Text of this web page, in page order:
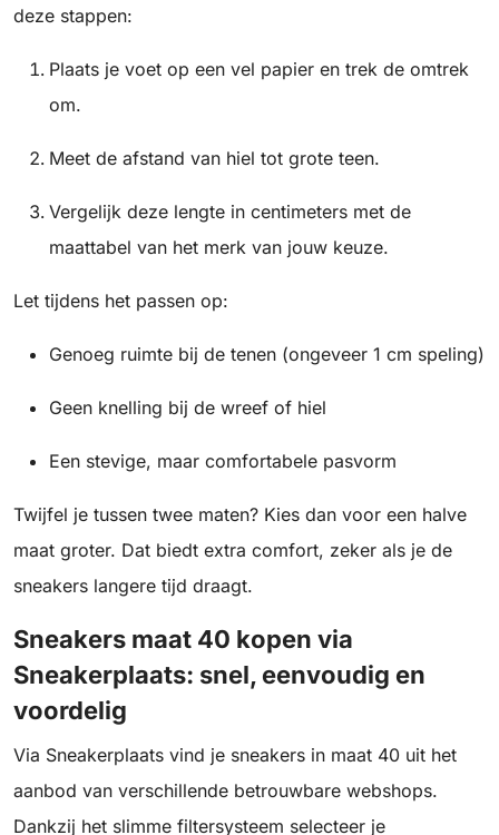
deze stappen:
Plaats je voet op een vel papier en trek de omtrek
om.
Meet de afstand van hiel tot grote teen.
Vergelijk deze lengte in centimeters met de
maattabel van het merk van jouw keuze.
Let tijdens het passen op:
Genoeg ruimte bij de tenen (ongeveer 1 cm speling)
Geen knelling bij de wreef of hiel
Een stevige, maar comfortabele pasvorm
Twijfel je tussen twee maten? Kies dan voor een halve
maat groter. Dat biedt extra comfort, zeker als je de
sneakers langere tijd draagt.
Sneakers maat 40 kopen via
Sneakerplaats: snel, eenvoudig en
voordelig
Via Sneakerplaats vind je sneakers in maat 40 uit het
aanbod van verschillende betrouwbare webshops.
Dankzij het slimme filtersysteem selecteer je